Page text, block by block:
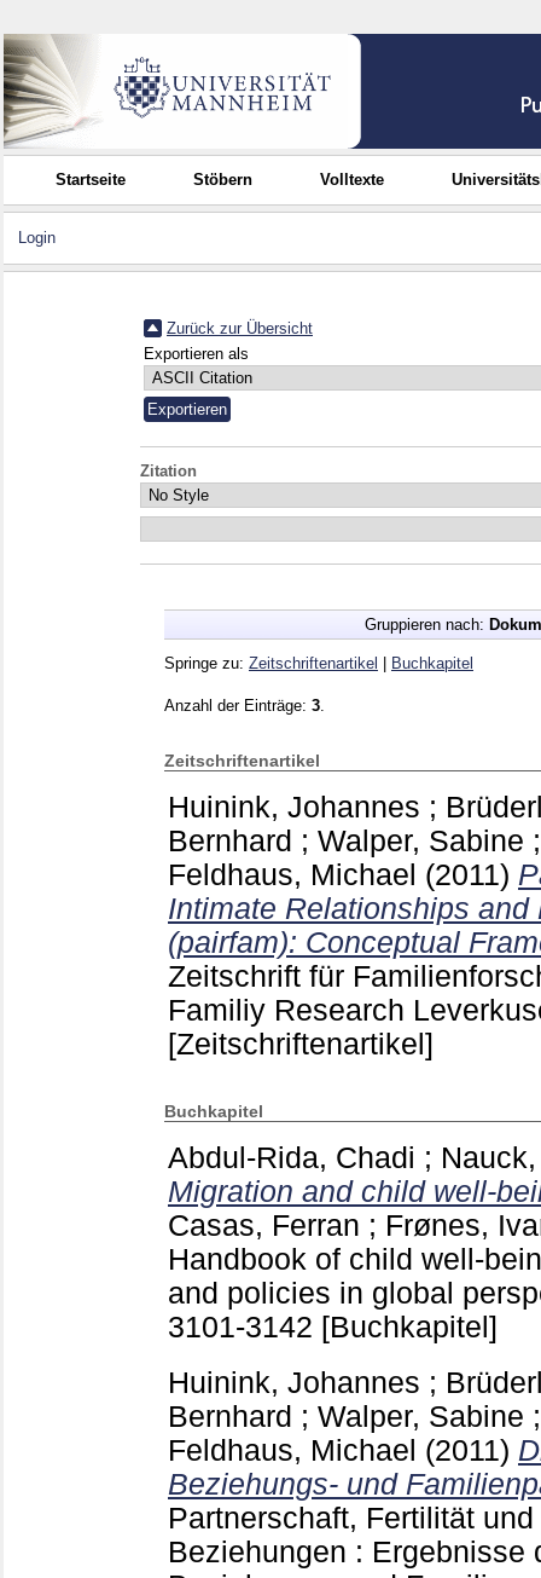
Startseite Stöbern Volltexte
Login
Zurück zur Übersicht
Exportieren als
Zitation
Gruppieren nach:
Springe zu: Zeitschriftenartikel Buchkapitel
Anzahl der Einträge: 3
Zeitschriftenartikel
Huinink, Johannes ;
Bernhard ; Walper, Sabine
Feldhaus, Michael (2011)
Intimate Relationships
(pairfam): Conceptual
Zeitschrift für
Familiy Research
[Zeitschriftenartikel]
Buchkapitel
Abdul-Rida, Chadi ;
Migration and child well-
Casas, Ferran ; Frønes,
Handbook of child well-
and policies in global
3101-3142 [Buchkapitel]
Huinink, Johannes ;
Bernhard ; Walper, Sabine
Feldhaus, Michael (2011)
Beziehungs- und
Partnerschaft, Fertilität
Beziehungen : Ergebnisse